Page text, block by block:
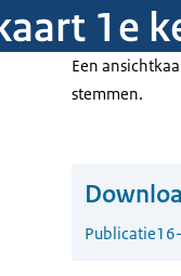
1e
Een
stemmen.
Publicatie